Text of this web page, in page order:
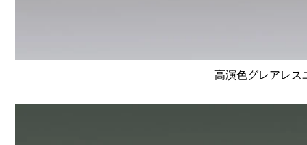
高演色グレアレス